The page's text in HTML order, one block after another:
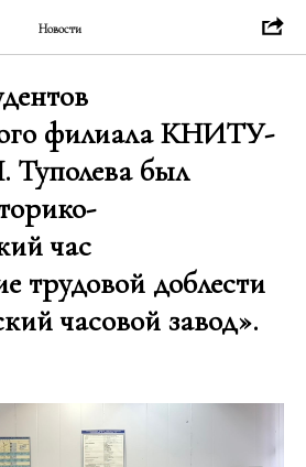
Новости
филиала КНИТУ-
был
час
трудовой доблести
часовой завод».